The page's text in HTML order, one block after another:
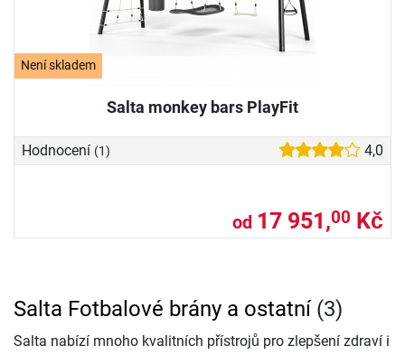
Není skladem
Salta monkey bars PlayFit
Hodnocení (1) 4,0
od 17 951,00 Kč
Salta Fotbalové brány a ostatní(3)
Salta nabízí mnoho kvalitních přístrojů pro zlepšení zdraví i